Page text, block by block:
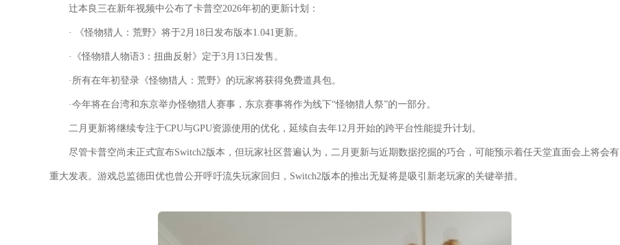
辻本良三在新年视频中公布了卡普空2026年初的更新计划：
· 《怪物猎人：荒野》将于2月18日发布版本1.041更新。
· 《怪物猎人物语3：扭曲反射》定于3月13日发售。
· 所有在年初登录《怪物猎人：荒野》的玩家将获得免费道具包。
·今年将在台湾和东京举办怪物猎人赛事，东京赛事将作为线下“怪物猎人祭”的一部分。
二月更新将继续专注于CPU与GPU资源使用的优化，延续自去年12月开始的跨平台性能提升计划。
尽管卡普空尚未正式宣布Switch2版本，但玩家社区普遍认为，二月更新与近期数据挖掘的巧合，可能预示着任天堂直面会上将会有
重大发表。游戏总监德田优也曾公开呼吁流失玩家回归，Switch2版本的推出无疑将是吸引新老玩家的关键举措。